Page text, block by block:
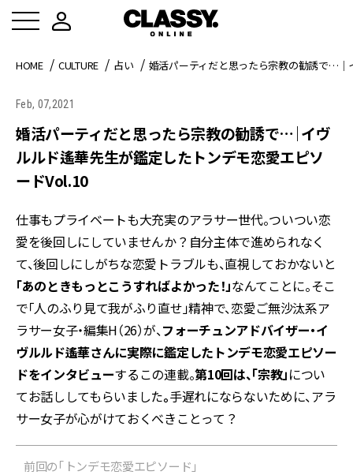
HOME CULTURE 占い 婚活パーティだと思ったら宗教の勧誘で…｜
Feb, 07,2021
婚活パーティだと思ったら宗教の勧誘で…｜イヴ
ルルド遙華先生が鑑定したトンデモ恋愛エピソ
ードVol.10
仕事もプライベートも大充実のアラサー世代。ついつい恋
愛を後回しにしていませんか？自分主体で進められなく
て、後回しにしがちな恋愛トラブルも、直視しておかないと
「あのときもっとこうすればよかった！」なんてことに。そこ
で「人のふり見て我がふり直せ」精神で、恋愛ご無沙汰系ア
ラサー女子・編集H（26）が、フォーチュンアドバイザー・イ
ヴルルド遙華さんに実際に鑑定したトンデモ恋愛エピソー
ドをインタビューするこの連載。第10回は、「宗教」につい
てお話ししてもらいました。手遅れにならないために、アラ
サー女子が心がけておくべきことって？
前回の「トンデモ恋愛エピソード」